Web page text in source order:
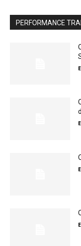
PERFORMANCE